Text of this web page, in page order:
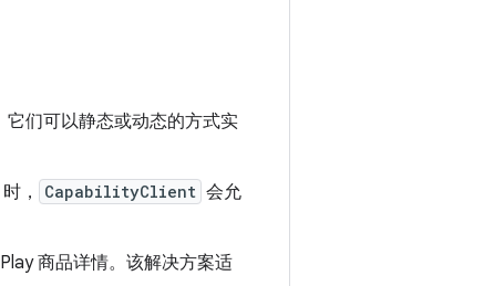
们可以静态或动态的方式实
，
CapabilityClient 会允
商品详情。该解决方案适